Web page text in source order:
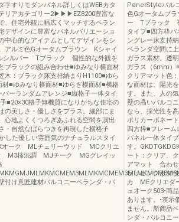
手すりモダンパネル詳しくはWEBカタ
リアカテゴリー2▶▶▶EZ8200豊富な
、住宅外観に幅広くマッチするベラン
デザインに豊富なパネルバリエーショ
中心的なアイテムとしてデザインをシ
アルミ色Gオータムブラウン Kシャイ
シルバー Tブラック 個性的な外観を
ブラックの組み合わせ■ゆみなり横面材
：ブラック床支持納まりH1100■ゆら
材■ゆみなり横面材■ゆらぎ横面材■横格
ーランダムアレンジ■縦格子一体タイ
■20×30格子無機質になりがちな住宅の
の美しさ・優しさをプラス。細部にま
心地よくくつろぎあふれる空間を演出
・自然なばらつきを再現した横格子
た優しい雰囲気のナチュラルスタイ
オーク MLチェリーウッド MCクリエ
M3柿渋調 MJチーク MGグレイッ
付け意匠建材バルコニーベランダ・バ
PanelStyleバル
色Gオータムブ
ー Tブラック 視
タイプ■四方枠
ングレー床支持
ベランダ空間に
ガラス素材。透
ガラス（6mm）
クリアマット色
な面材は、陽光
す。また、人の
壁の高いバルコ
なら、採光性を
ポリカーボネー
四方枠■フレーム
パネル一体タイ
す。
ート：クリア、
アマット 合わ
ラッピング形材
カ MEクリエ
ュオーク503•商
あります。•表示
ません。新商品
ンダ・バルコニ